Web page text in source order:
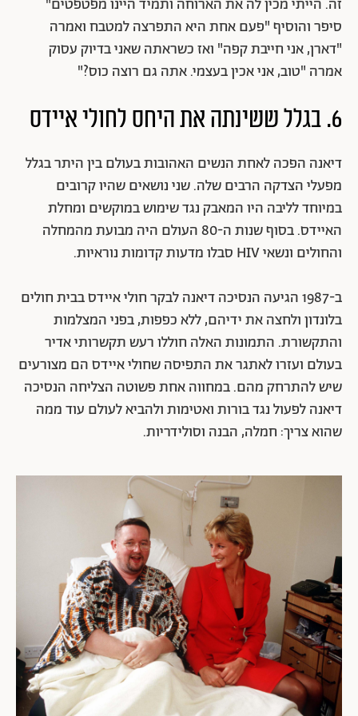
זה. הייתי מכין לה את הארוחה ותמיד היינו מפטפטים"
סיפר והוסיף "פעם אחת היא התפרצה למטבח ואמרה
"דארן, אני חייבת קפה" ואז כשראתה שאני בדיוק עסוק
אמרה "טוב, אני אכין בעצמי. אתה גם רוצה כוס?"
6. בגלל ששינתה את היחס לחולי איידס
דיאנה הפכה לאחת הנשים האהובות בעולם בין היתר בגלל
מפעלי הצדקה הרבים שלה. שני נושאים שהיו קרובים
במיוחד לליבה היו המאבק נגד שימוש במוקשים ומחלת
האיידס. בסוף שנות ה-80 העולם היה מבועת מהמחלה
והחולים ונשאי HIV סבלו מדעות קדומות נוראיות.
ב-1987 הגיעה הנסיכה דיאנה לבקר חולי איידס בבית חולים
בלונדון ולחצה את ידיהם, ללא כפפות, בפני המצלמות
והתקשורת. התמונות האלה חוללו רעש תקשרותי אדיר
בעולם ועזרו לאתגר את התפיסה שחולי איידס הם מצורעים
שיש להתרחק מהם. במחווה אחת פשוטה הצליחה הנסיכה
דיאנה לפעול נגד בורות ואטימות ולהביא לעולם עוד ממה
שהוא צריך: חמלה, הבנה וסולידריות.